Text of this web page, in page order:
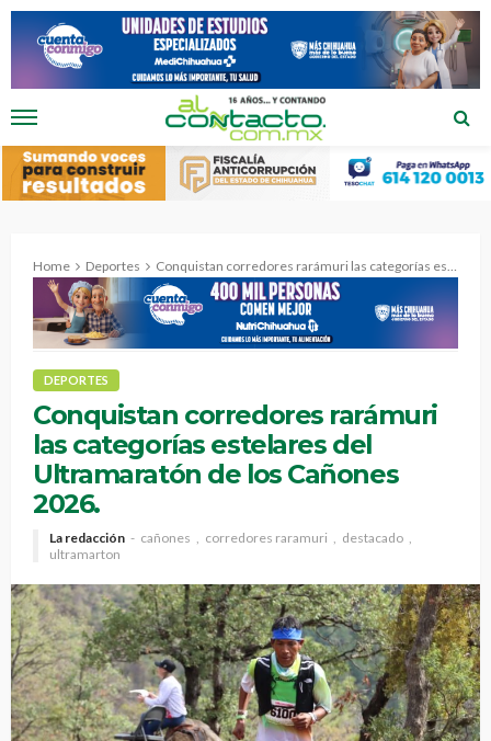
Home Deportes Conquistan corredores rarámuri las categorías estelares del Ultramaratón de los Cañones 2026.
DEPORTES
Conquistan corredores rarámuri
las categorías estelares del
Ultramaratón de los Cañones
2026.
La redacción cañones corredores raramuri
destacado
ultramarton